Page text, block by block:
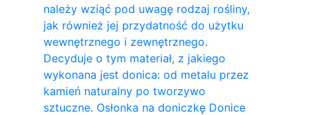
należy wziąć pod uwagę rodzaj rośliny,
jak również jej przydatność do użytku
wewnętrznego i zewnętrznego.
Decyduje o tym materiał, z jakiego
wykonana jest donica: od metalu przez
kamień naturalny po tworzywo
sztuczne. Osłonka na doniczkę Donice